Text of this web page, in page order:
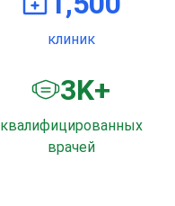
клиник
3K+
квалифицированных
врачей